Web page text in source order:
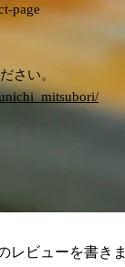
page
さい。
レビューを書き